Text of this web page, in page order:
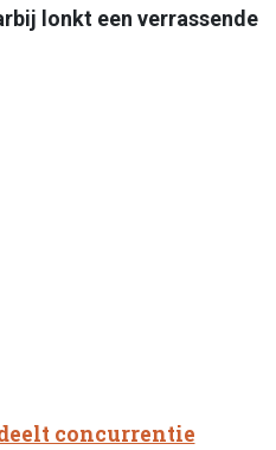
lonkt een verrassende
concurrentie